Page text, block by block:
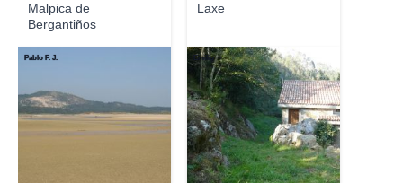
Malpica de
Bergantiños
Laxe
Pablo F. J. Emilio